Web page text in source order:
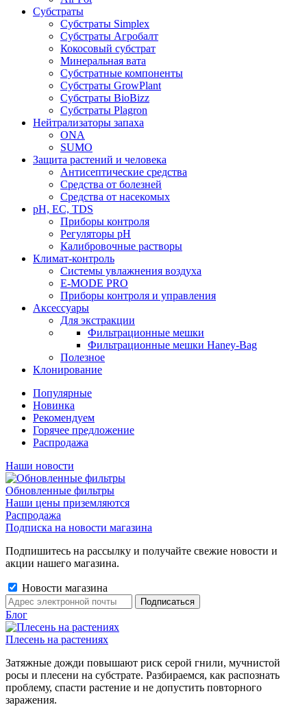
Субстраты
Субстраты Simplex
Субстраты Агробалт
Кокосовый субстрат
Минеральная вата
Субстратные компоненты
Субстраты GrowPlant
Субстраты BioBizz
Субстраты Plagron
Нейтрализаторы запаха
ONA
SUMO
Защита растений и человека
Антисептические средства
Средства от болезней
Средства от насекомых
pH, EC, TDS
Приборы контроля
Регуляторы pH
Калибровочные растворы
Климат-контроль
Системы увлажнения воздуха
E-MODE PRO
Приборы контроля и управления
Аксессуары
Для экстракции
Фильтрационные мешки
Фильтрационные мешки Haney-Bag
Полезное
Клонирование
Популярные
Новинка
Рекомендуем
Горячее предложение
Распродажа
Наши новости
Обновленные фильтры
Наши цены приземляются
Распродажа
Подписка на новости магазина
Подпишитесь на рассылку и получайте свежие новости и
акции нашего магазина.
Новости магазина
Блог
Плесень на растениях
Затяжные дожди повышают риск серой гнили, мучнистой
росы и плесени на субстрате. Разбираемся, как распознать
проблему, спасти растение и не допустить повторного
заражения.